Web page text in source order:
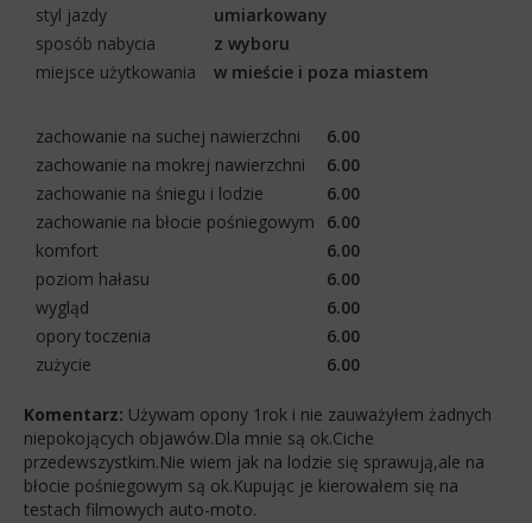
styl jazdy
umiarkowany
sposób nabycia
z wyboru
miejsce użytkowania
w mieście i poza miastem
zachowanie na suchej nawierzchni
6.00
zachowanie na mokrej nawierzchni
6.00
zachowanie na śniegu i lodzie
6.00
zachowanie na błocie pośniegowym
6.00
komfort
6.00
poziom hałasu
6.00
wygląd
6.00
opory toczenia
6.00
zużycie
6.00
Komentarz: Używam opony 1rok i nie zauważyłem żadnych
niepokojących objawów.Dla mnie są ok.Ciche
przedewszystkim.Nie wiem jak na lodzie się sprawują,ale na
błocie pośniegowym są ok.Kupując je kierowałem się na
testach filmowych auto-moto.